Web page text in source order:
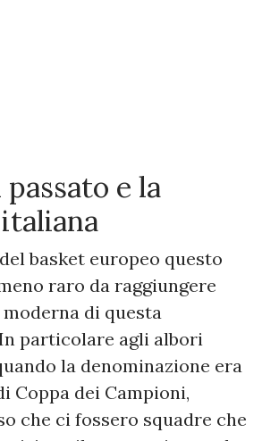
e la
basket europeo questo
raro da raggiungere
di questa
particolare agli albori
la denominazione era
Coppa dei Campioni,
che ci fossero squadre che